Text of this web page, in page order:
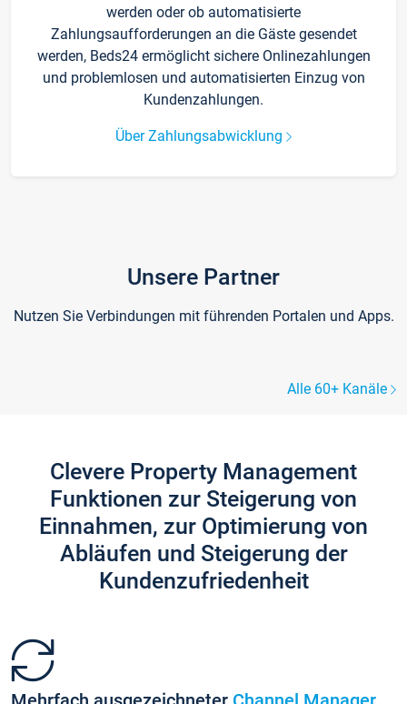
werden oder ob automatisierte
Zahlungsaufforderungen an die Gäste gesendet
werden, Beds24 ermöglicht sichere Onlinezahlungen
und problemlosen und automatisierten Einzug von
Kundenzahlungen.
Über Zahlungsabwicklung
Unsere Partner
Nutzen Sie Verbindungen mit führenden Portalen und Apps.
Alle 60+ Kanäle
Clevere Property Management
Funktionen zur Steigerung von
Einnahmen, zur Optimierung von
Abläufen und Steigerung der
Kundenzufriedenheit